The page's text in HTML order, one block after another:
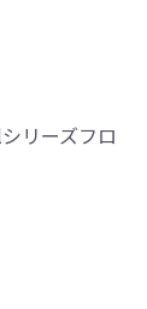
リーズフロ